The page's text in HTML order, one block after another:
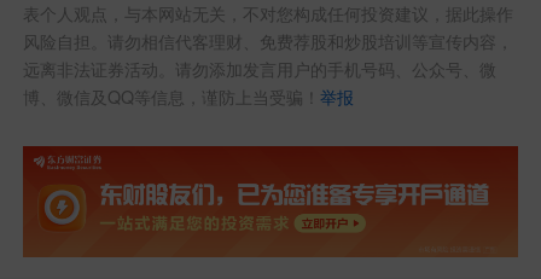
表个人观点，与本网站无关，不对您构成任何投资建议，据此操作
风险自担。请勿相信代客理财、免费荐股和炒股培训等宣传内容，
远离非法证券活动。请勿添加发言用户的手机号码、公众号、微
博、微信及QQ等信息，谨防上当受骗！举报